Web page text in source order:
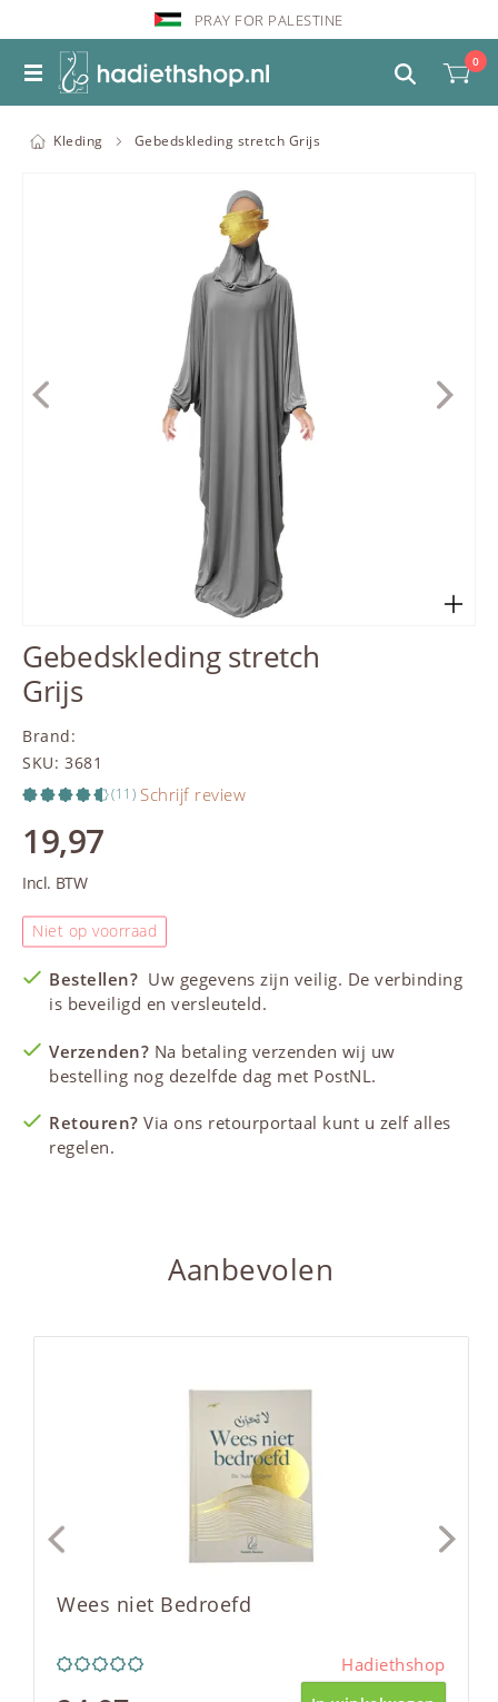
PRAY FOR PALESTINE
0
Kleding Gebedskleding stretch Grijs
Gebedskleding stretch
Grijs
Brand:
SKU: 3681
(11) Schrijf review
19,97
Incl. BTW
Niet op voorraad
Bestellen? Uw gegevens zijn veilig. De verbinding
is beveiligd en versleuteld.
Verzenden? Na betaling verzenden wij uw
bestelling nog dezelfde dag met PostNL.
Retouren? Via ons retourportaal kunt u zelf alles
regelen.
Aanbevolen
Wees niet Bedroefd
Hadiethshop